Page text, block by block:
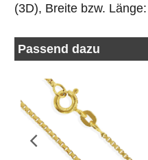
(3D), Breite bzw.
Passend dazu